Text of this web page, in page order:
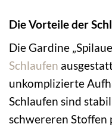
Die Vorteile der
Die Gardine
Schlaufen
unkomplizierte
Schlaufen sind
schwereren Stoffen